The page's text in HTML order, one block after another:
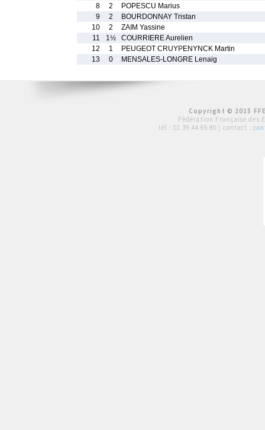
8
2
POPESCU Marius
9
2
BOURDONNAY Tristan
10
2
ZAIM Yassine
11
1½
COURRIERE Aurelien
12
1
PEUGEOT CRUYPENYNCK Martin
13
0 MENSALES-LONGRE Lenaig
Copyright © 2015
Fédération Française des
tél : 01 39 44 65 80 | contact :